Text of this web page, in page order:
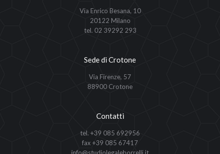
Via Enrico Besana, 10
20122 Milano
tel. 02 39292 293
Sede di Crotone
Via Firenze, 57
88900 Crotone
Contatti
tel. +39 085 692956
fax +39 085 67417